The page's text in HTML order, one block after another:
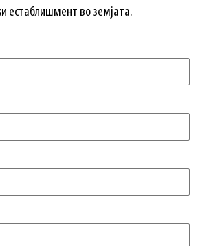
естаблишмент во земјата.